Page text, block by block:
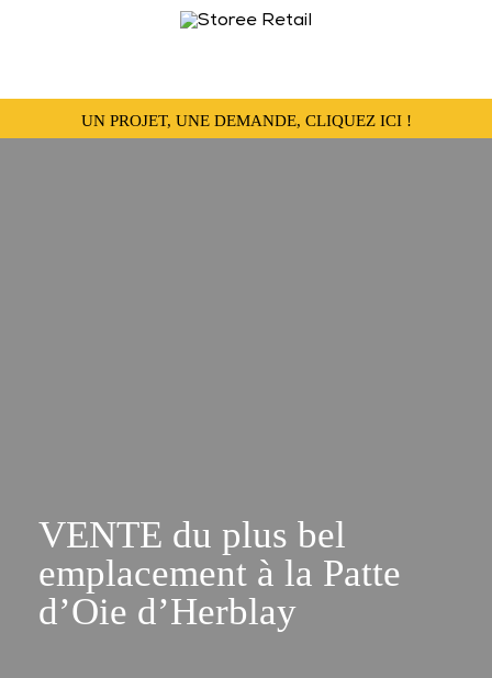
UN PROJET, UNE DEMANDE, CLIQUEZ ICI !
VENTE du plus bel
emplacement à la Patte
d’Oie d’Herblay